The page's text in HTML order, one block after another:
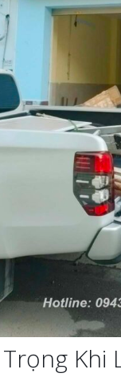
Làm Biển Công Ty
Vinh Lấy Ngay
Làm biển quảng
An
Làm Biển Hiệu Tại
Uy Tín Giá Xưởng
Làm Biển Quảng
Vinh Thu Hút Khách
Top 10 Mẫu Bảng